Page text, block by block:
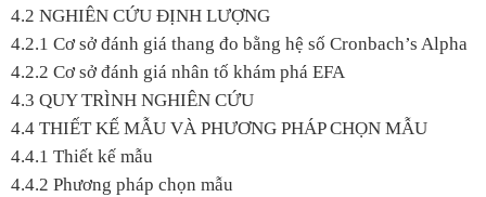
4.2 NGHIÊN CỨU ĐỊNH LƯỢNG
4.2.1 Cơ sở đánh giá thang đo bằng hệ số Cronbach’s Alpha
4.2.2 Cơ sở đánh giá nhân tố khám phá EFA
4.3 QUY TRÌNH NGHIÊN CỨU
4.4 THIẾT KẾ MẪU VÀ PHƯƠNG PHÁP CHỌN MẪU
4.4.1 Thiết kế mẫu
4.4.2 Phương pháp chọn mẫu